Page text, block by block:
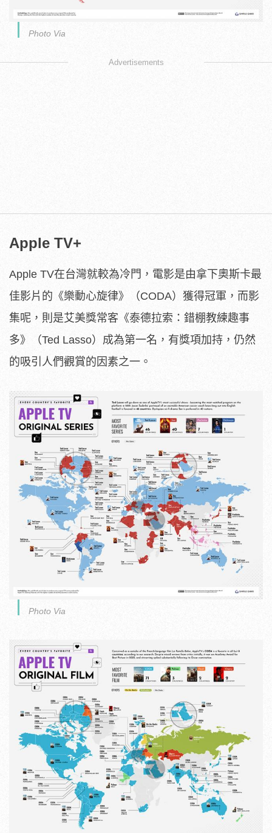
Photo Via
Advertisements
Apple TV+
Apple TV在台灣就較為冷門，電影是由拿下奧斯卡最
佳影片的《樂動心旋律》（CODA）獲得冠軍，而影
集呢，則是艾美獎常客《泰德拉索：錯棚教練趣事
多》（Ted Lasso）成為第一名，有獎項加持，仍然
的吸引人們觀賞的因素之一。
Photo Via